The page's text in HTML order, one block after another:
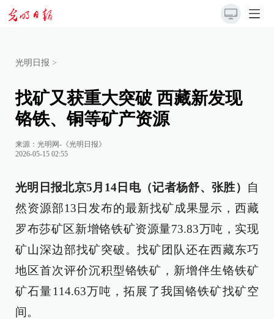
光明日报 >
找矿又获重大突破 西藏新发现
铬铁、铜等矿产资源
来源： 光明网-《光明日报》
2026-05-15 02:55
光明日报北京5月14日电（记者杨舒、张胜） 自
然资源部13日发布的最新找矿成果显示，西藏
罗布莎矿区新增铬铁矿资源量73.83万吨，实现
矿山深边部找矿突破。找矿团队还在西藏东巧
地区首次评价沉积型铬铁矿，新增伴生铬铁矿
矿石量114.63万吨，拓展了我国铬铁矿找矿空
间。